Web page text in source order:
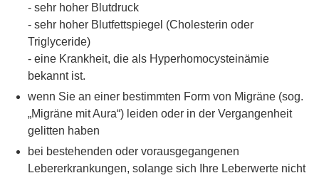
- sehr hoher Blutdruck
- sehr hoher Blutfettspiegel (Cholesterin oder
Triglyceride)
- eine Krankheit, die als Hyperhomocysteinämie
bekannt ist.
wenn Sie an einer bestimmten Form von Migräne (sog.
„Migräne mit Aura“) leiden oder in der Vergangenheit
gelitten haben
bei bestehenden oder vorausgegangenen
Lebererkrankungen, solange sich Ihre Leberwerte nicht